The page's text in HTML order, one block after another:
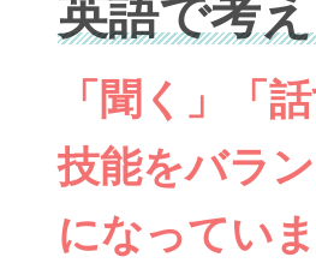
英語で考
「聞く」「
技能をバラ
になっていま